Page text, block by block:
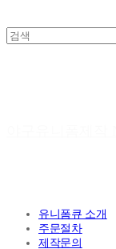
유니폼큐 소개
주문절차
제작문의